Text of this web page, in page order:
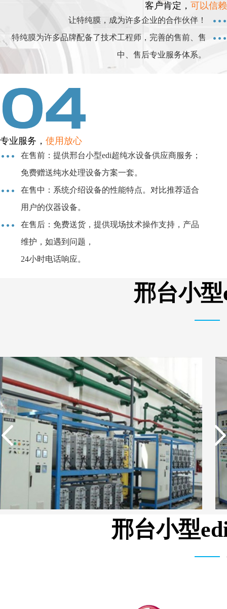
客户肯定， 可以信赖
让特纯膜，成为许多企业的合作伙伴！
特纯膜为许多品牌配备了技术工程师，完善的售前、售
中、售后专业服务体系。
专业服务， 使用放心
在售前：提供邢台小型edi超纯水设备供应商服务；
免费赠送纯水处理设备方案一套。
在售中：系统介绍设备的性能特点。对比推荐适合
用户的仪器设备。
在售后：免费送货，提供现场技术操作支持，产品
维护，如遇到问题，
24小时电话响应。
邢台小
邢台小型